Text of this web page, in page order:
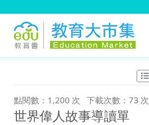
點閱數：1,200 次 下載次數：73 次
世界偉人故事導讀單